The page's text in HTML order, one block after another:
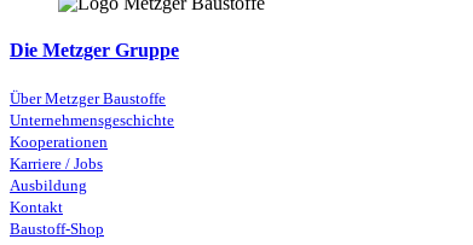
Die Metzger Gruppe
Über Metzger Baustoffe
Unternehmensgeschichte
Kooperationen
Karriere / Jobs
Ausbildung
Kontakt
Baustoff-Shop